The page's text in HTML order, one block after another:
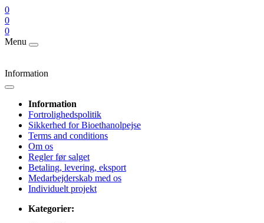
0
0
0
Menu
Information
Information
Fortrolighedspolitik
Sikkerhed for Bioethanolpejse
Terms and conditions
Om os
Regler før salget
Betaling, levering, eksport
Medarbejderskab med os
Individuelt projekt
Kategorier: